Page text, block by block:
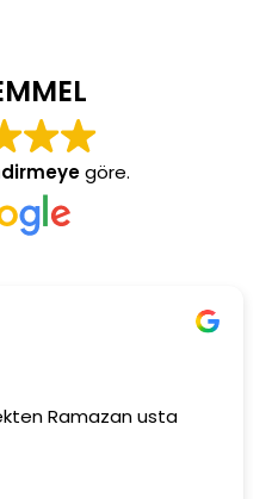
göre.
Ramazan usta